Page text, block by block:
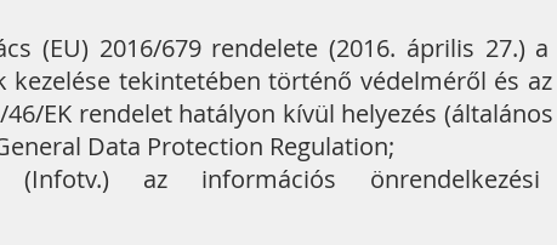
(EU) 2016/679 rendelete (2016. április 27.)
kezelése tekintetében történő védelméről és
EK rendelet hatályon kívül helyezés
Data Protection Regulation;
az információs